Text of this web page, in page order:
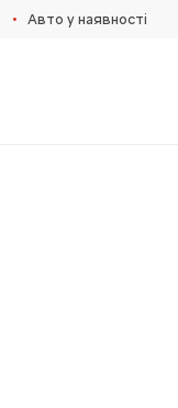
• Авто у наявності